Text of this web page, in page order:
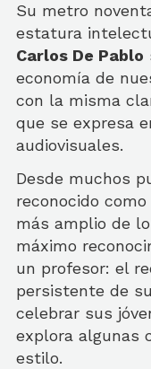
Su metro
estatura
Carlos De Pablo
economía de
con la misma
que se expresa
audiovisuales.
Desde muchos
reconocido
más amplio de
máximo
un profesor: el
persistente de
celebrar sus
explora algunas
estilo.